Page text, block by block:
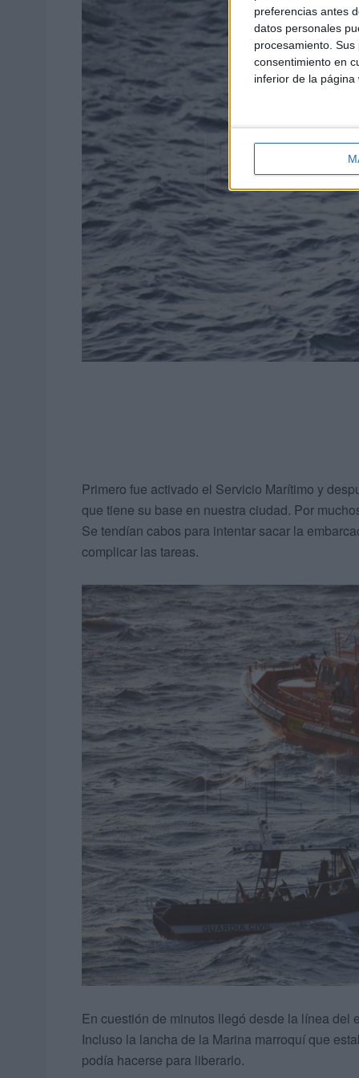
preferencias antes
datos personales
procesamiento.
consentimiento en
inferior de la página
Primero fue activado el Servicio Marítimo y
que tiene su base en nuestra ciudad. Por
Se tendían cabos para intentar sacar la
complicar las tareas.
En cuestión de minutos llegó desde la línea
Incluso la lancha de la Marina marroquí que
podía hacerse para liberarlo.